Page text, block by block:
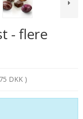
- flere
DKK )